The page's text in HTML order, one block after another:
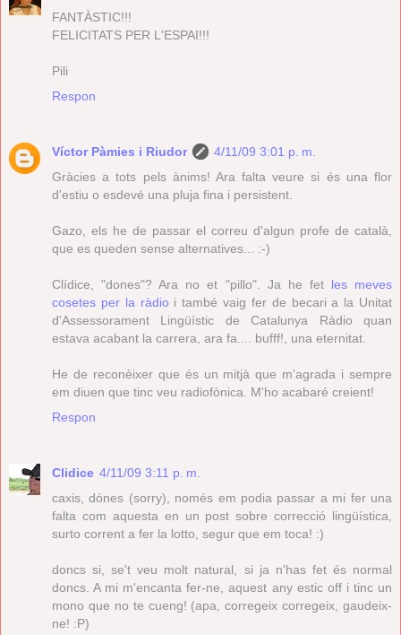
FANTÀSTIC!!!
FELICITATS PER L'ESPAI!!!
Pili
Respon
Víctor Pàmies i Riudor
4/11/09 3:01 p. m.
Gràcies a tots pels ànims! Ara falta veure si és una flor
d'estiu o esdevé una pluja fina i persistent.
Gazo, els he de passar el correu d'algun profe de català,
que es queden sense alternatives... :-)
Clídice, "dones"? Ara no et "pillo". Ja he fet les meves
cosetes per la ràdio i també vaig fer de becari a la Unitat
d'Assessorament Lingüístic de Catalunya Ràdio quan
estava acabant la carrera, ara fa.... bufff!, una eternitat.
He de reconèixer que és un mitjà que m'agrada i sempre
em diuen que tinc veu radiofònica. M'ho acabaré creient!
Respon
Clidice 4/11/09 3:11 p. m.
caxis, dónes (sorry), només em podia passar a mi fer una
falta com aquesta en un post sobre correcció lingüística,
surto corrent a fer la lotto, segur que em toca! :)
doncs si, se't veu molt natural, si ja n'has fet és normal
doncs. A mi m'encanta fer-ne, aquest any estic off i tinc un
mono que no te cueng! (apa, corregeix corregeix, gaudeix-
ne! :P)